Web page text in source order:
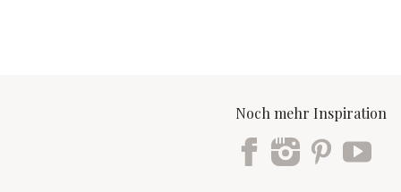
Noch mehr Inspiration